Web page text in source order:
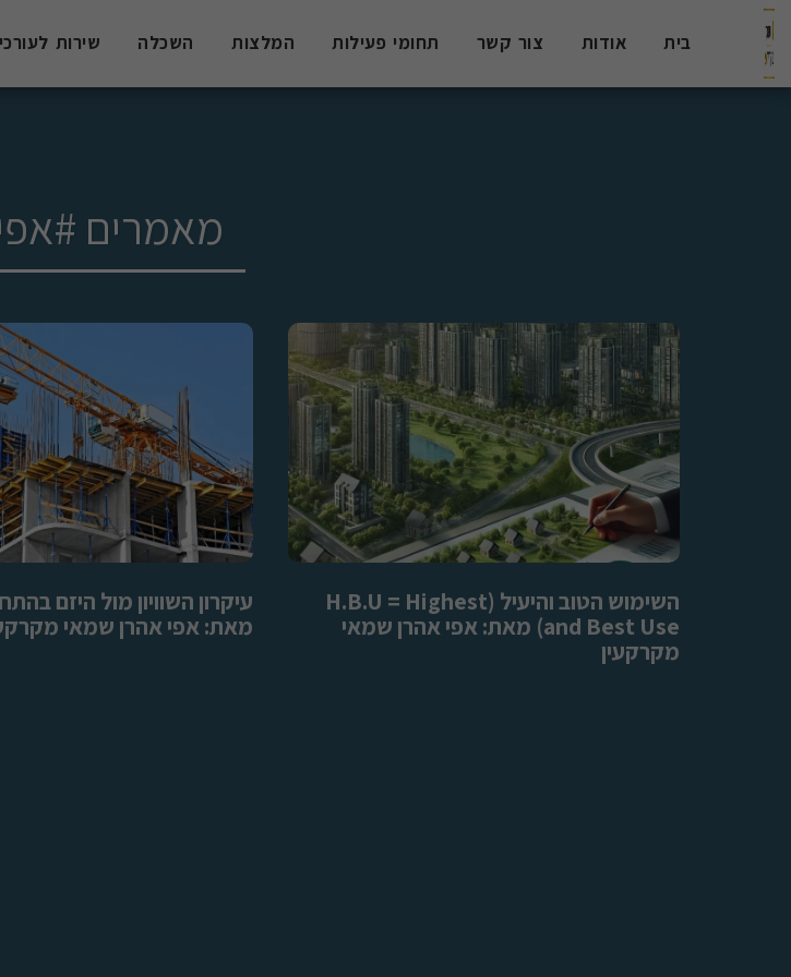
בית אודות צור קשר תחומי פעילות המלצות השכלה שירות
מאמרים
השימוש הטוב והיעיל (H.B.U = Highest
and Best Use) מאת: אפי אהרן שמאי
מקרקעין
עיקרון השוויון מול היזם
מאת: אפי אהרן שמאי